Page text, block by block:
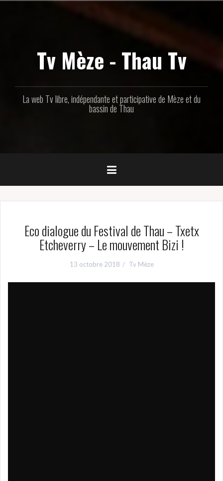
Tv Mèze - Thau Tv
La web Tv libre, indépendante et participative de Mèze et du
bassin de Thau
Eco dialogue du Festival de Thau – Txetx
Etcheverry – Le mouvement Bizi !
13 octobre 2018 Tv Mèze